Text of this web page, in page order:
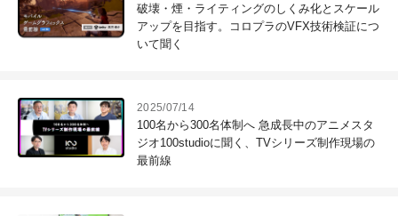
破壊・煙・ライティングのしくみ化とスケール
アップを目指す。コロプラのVFX技術検証につ
いて聞く
2025/07/14
100名から300名体制へ 急成長中のアニメスタ
ジオ100studioに聞く、TVシリーズ制作現場の
最前線